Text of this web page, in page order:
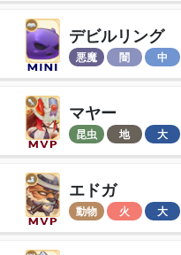
エドガ
動物 火 大
マヤー
昆虫 地 大
デビルリング
悪魔 闇 中